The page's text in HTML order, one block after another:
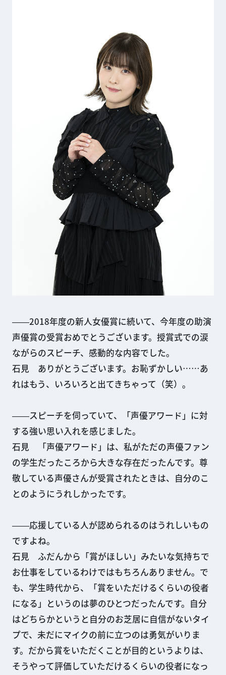
――2018年度の新人女優賞に続いて、今年度の助演
声優賞の受賞おめでとうございます。授賞式での涙
ながらのスピーチ、感動的な内容でした。
石見 ありがとうございます。お恥ずかしい……あ
れはもう、いろいろと出てきちゃって（笑）。
――スピーチを伺っていて、「声優アワード」に対
する強い思い入れを感じました。
石見 「声優アワード」は、私がただの声優ファン
の学生だったころから大きな存在だったんです。尊
敬している声優さんが受賞されたときは、自分のこ
とのようにうれしかったです。
――応援している人が認められるのはうれしいもの
ですよね。
石見 ふだんから「賞がほしい」みたいな気持ちで
お仕事をしているわけではもちろんありません。で
も、学生時代から、「賞をいただけるくらいの役者
になる」というのは夢のひとつだったんです。自分
はどちらかというと自分のお芝居に自信がないタイ
プで、未だにマイクの前に立つのは勇気がいりま
す。だから賞をいただくことが目的というよりは、
そうやって評価していただけるくらいの役者になっ